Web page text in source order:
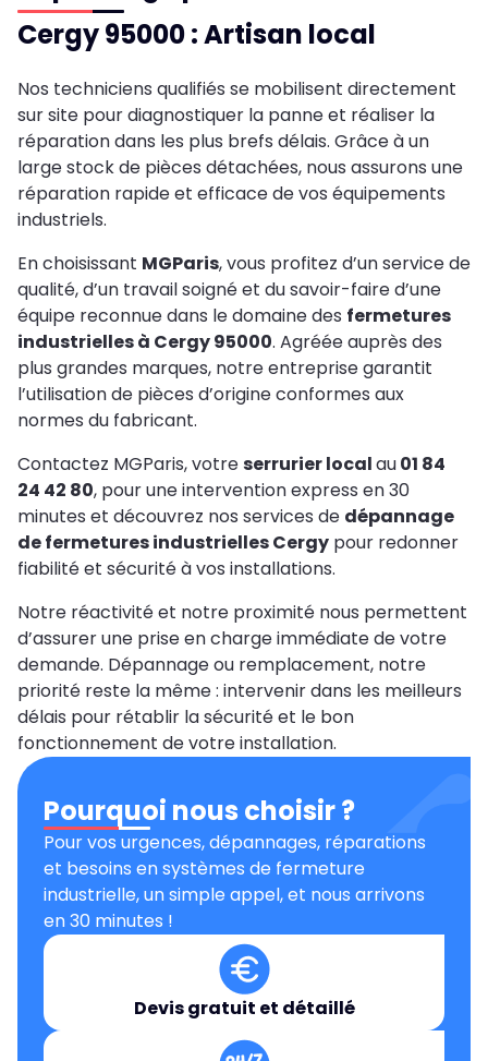
Cergy 95000 : Artisan local
Nos techniciens qualifiés se mobilisent directement
sur site pour diagnostiquer la panne et réaliser la
réparation dans les plus brefs délais. Grâce à un
large stock de pièces détachées, nous assurons une
réparation rapide et efficace de vos équipements
industriels.
En choisissant MGParis, vous profitez d’un service de
qualité, d’un travail soigné et du savoir-faire d’une
équipe reconnue dans le domaine des fermetures
industrielles à Cergy 95000. Agréée auprès des
plus grandes marques, notre entreprise garantit
l’utilisation de pièces d’origine conformes aux
normes du fabricant.
Contactez MGParis, votreserrurier localau01 84
24 42 80, pour une intervention express en 30
minutes et découvrez nos services de dépannage
de fermetures industrielles Cergy pour redonner
fiabilité et sécurité à vos installations.
Notre réactivité et notre proximité nous permettent
d’assurer une prise en charge immédiate de votre
demande. Dépannage ou remplacement, notre
priorité reste la même : intervenir dans les meilleurs
délais pour rétablir la sécurité et le bon
fonctionnement de votre installation.
Pourquoi nous choisir ?
Pour vos urgences, dépannages, réparations
et besoins en systèmes de fermeture
industrielle, un simple appel, et nous arrivons
en 30 minutes !
Devis gratuit et détaillé